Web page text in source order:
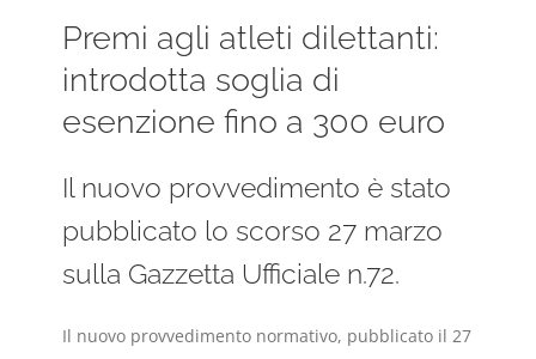
Premi agli atleti dilettanti:
introdotta soglia di
esenzione fino a 300 euro
Il nuovo provvedimento è stato
pubblicato lo scorso 27 marzo
sulla Gazzetta Ufficiale n.72.
Il nuovo provvedimento normativo, pubblicato il 27